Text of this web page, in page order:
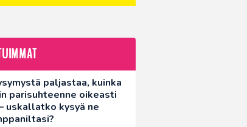
paljastaa, kuinka
parisuhteenne oikeasti
uskallatko kysyä ne